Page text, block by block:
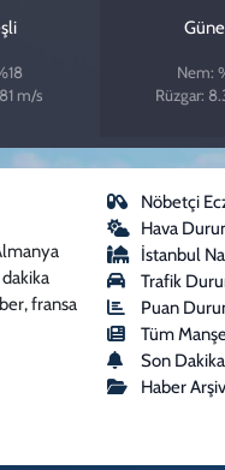
m/s
Nem:
Rüzgar:
fransa
Nöbetçi
Hava
İstanbul
Trafik
Puan
Tüm
Son
Haber